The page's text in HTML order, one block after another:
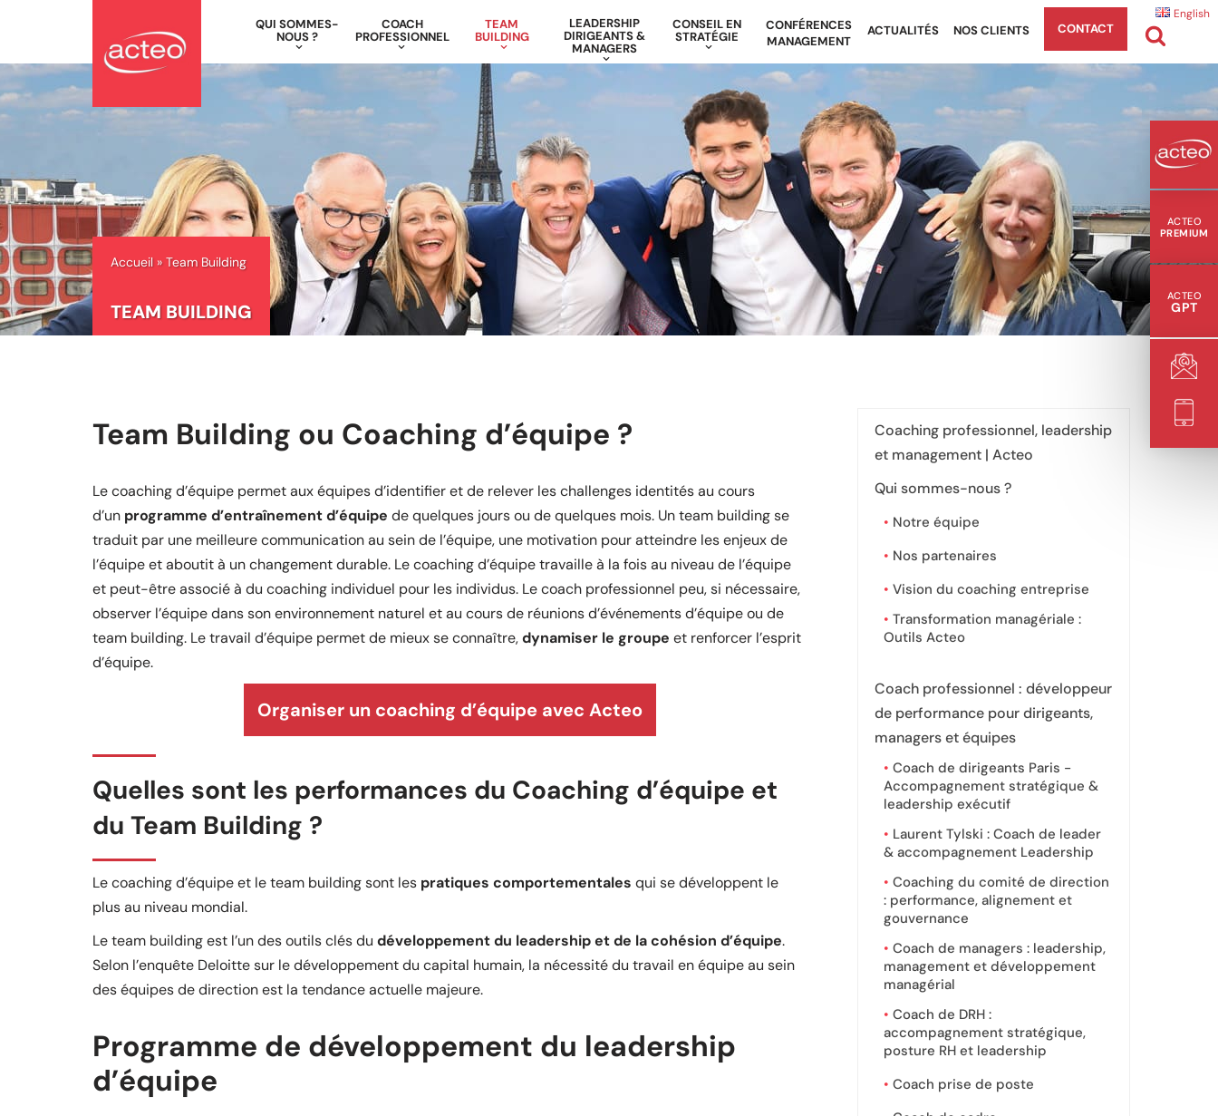
English
ACTEO
PREMIUM
ACTEO
GPT
au
contenu
QUI SOMMES-
NOUS ?
COACH
PROFESSIONNEL
TEAM
BUILDING
LEADERSHIP
DIRIGEANTS &
MANAGERS
CONSEIL EN
STRATÉGIE
CONFÉRENCES
MANAGEMENT
ACTUALITÉS NOS CLIENTS CONTACT
Accueil»Team Building
TEAM BUILDING
Team Building ou Coaching d’équipe ?
Le coaching d’équipe permet aux équipes d’identifier et de relever les challenges identités au cours
d’un programme d’entraînement d’équipe de quelques jours ou de quelques mois. Un team building se
traduit par une meilleure communication au sein de l’équipe, une motivation pour atteindre les enjeux de
l’équipe et aboutit à un changement durable. Le coaching d’équipe travaille à la fois au niveau de l’équipe
et peut-être associé à du coaching individuel pour les individus. Le coach professionnel peu, si nécessaire,
observer l’équipe dans son environnement naturel et au cours de réunions d’événements d’équipe ou de
team building. Le travail d’équipe permet de mieux se connaître,dynamiser le groupe et renforcer l’esprit
d’équipe.
Organiser un coaching d’équipe avec Acteo
Quelles sont les performances du Coaching d’équipe et
du Team Building ?
Le coaching d’équipe et le team building sont les pratiques comportementales qui se développent le
plus au niveau mondial.
Le team building est l’un des outils clés du développement du leadership et de la cohésion d’équipe.
Selon l’enquête Deloitte sur le développement du capital humain, la nécessité du travail en équipe au sein
des équipes de direction est la tendance actuelle majeure.
Programme de développement du leadership
d’équipe
Coaching professionnel, leadership
et management | Acteo
Qui sommes-nous ?
Notre équipe
Nos partenaires
Vision du coaching entreprise
Transformation managériale :
Outils Acteo
Coach professionnel : développeur
de performance pour dirigeants,
managers et équipes
Coach de dirigeants Paris -
Accompagnement stratégique &
leadership exécutif
Laurent Tylski : Coach de leader
& accompagnement Leadership
Coaching du comité de direction
: performance, alignement et
gouvernance
Coach de managers : leadership,
management et développement
managérial
Coach de DRH :
accompagnement stratégique,
posture RH et leadership
Coach prise de poste